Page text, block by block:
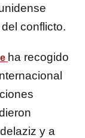
conflicto.
ha recogido
y a